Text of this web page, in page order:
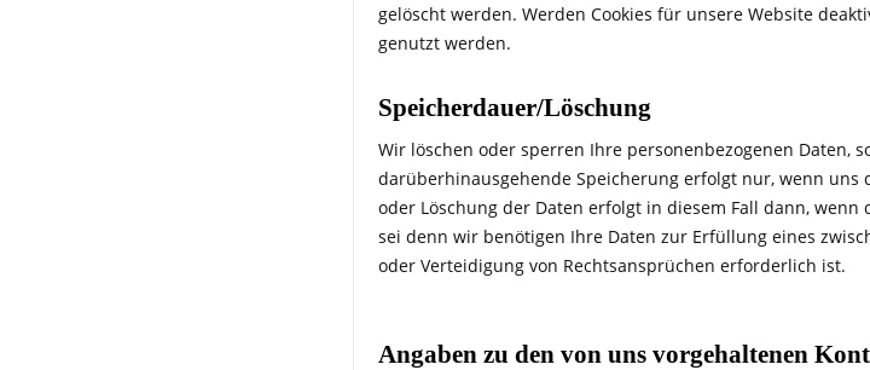
gelöscht werden. Werden Cookies für unsere Website
genutzt werden.
Speicherdauer/Löschung
Wir löschen oder sperren Ihre personenbezogenen Daten,
darüberhinausgehende Speicherung erfolgt nur, wenn
oder Löschung der Daten erfolgt in diesem Fall dann,
sei denn wir benötigen Ihre Daten zur Erfüllung eines
oder Verteidigung von Rechtsansprüchen erforderlich ist.
Angaben zu den von uns vorgehaltenen